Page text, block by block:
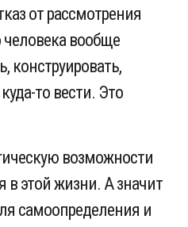
от рассмотрения
человека вообще
конструировать,
то вести. Это
возможности
в этой жизни. А значит
самоопределения и